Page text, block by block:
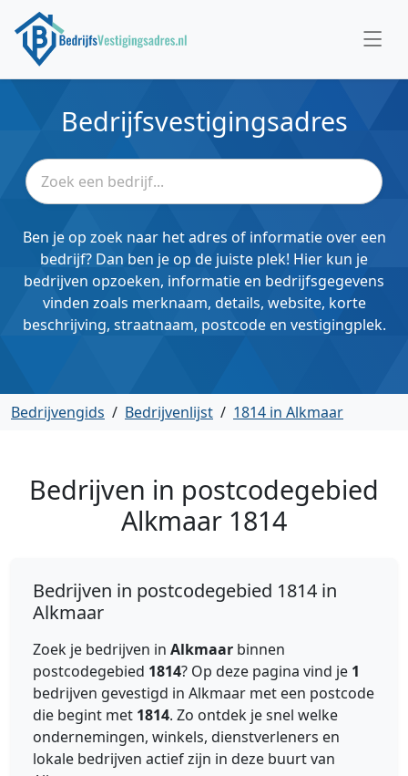
Bedrijfsvestigingsadres
Ben je op zoek naar het adres of informatie over een
bedrijf? Dan ben je op de juiste plek! Hier kun je
bedrijven opzoeken, informatie en bedrijfsgegevens
vinden zoals merknaam, details, website, korte
beschrijving, straatnaam, postcode en vestigingplek.
Bedrijvengids / Bedrijvenlijst / 1814 in Alkmaar
Bedrijven in postcodegebied
Alkmaar 1814
Bedrijven in postcodegebied 1814 in
Alkmaar
Zoek je bedrijven in Alkmaar binnen
postcodegebied 1814? Op deze pagina vind je 1
bedrijven gevestigd in Alkmaar met een postcode
die begint met 1814. Zo ontdek je snel welke
ondernemingen, winkels, dienstverleners en
lokale bedrijven actief zijn in deze buurt van